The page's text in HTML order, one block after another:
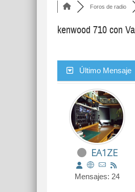
Foros de radio
kenwood 710 con
Último Mensaje
EA1ZE
Mensajes: 24